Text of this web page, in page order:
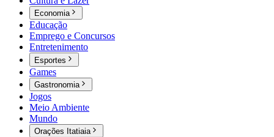
Economia
Educação
Emprego e Concursos
Entretenimento
Esportes
Games
Gastronomia
Jogos
Meio Ambiente
Mundo
Orações Itatiaia